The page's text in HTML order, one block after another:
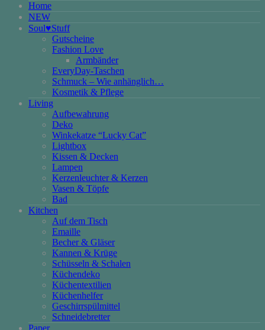
Home
NEW
Soul♥Stuff
Gutscheine
Fashion Love
Armbänder
EveryDay-Taschen
Schmuck – Wie anhänglich…
Kosmetik & Pflege
Living
Aufbewahrung
Deko
Winkekatze “Lucky Cat”
Lightbox
Kissen & Decken
Lampen
Kerzenleuchter & Kerzen
Vasen & Töpfe
Bad
Kitchen
Auf dem Tisch
Emaille
Becher & Gläser
Kannen & Krüge
Schüsseln & Schalen
Küchendeko
Küchentextilien
Küchenhelfer
Geschirrspülmittel
Schneidebretter